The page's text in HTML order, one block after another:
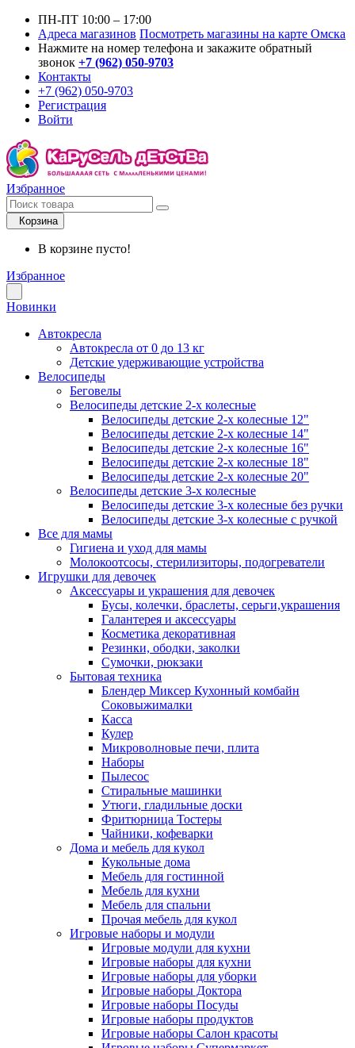
ПН-ПТ 10:00 – 17:00
Адреса магазинов Посмотреть магазины на карте Омска
Нажмите на номер телефона и закажите обратный
звонок +7 (962) 050-9703
Контакты
+7 (962) 050-9703
Регистрация
Войти
Избранное
Корзина
В корзине пусто!
Избранное
Новинки
Автокресла
Автокресла от 0 до 13 кг
Детские удерживающие устройства
Велосипеды
Беговелы
Велосипеды детские 2-х колесные
Велосипеды детские 2-х колесные 12"
Велосипеды детские 2-х колесные 14"
Велосипеды детские 2-х колесные 16"
Велосипеды детские 2-х колесные 18"
Велосипеды детские 2-х колесные 20"
Велосипеды детские 3-х колесные
Велосипеды детские 3-х колесные без ручки
Велосипеды детские 3-х колесные с ручкой
Все для мамы
Гигиена и уход для мамы
Молокоотсосы, стерилизиторы, подогреватели
Игрушки для девочек
Аксессуары и украшения для девочек
Бусы, колечки, браслеты, серьги,украшения
Галантерея и аксессуары
Косметика декоративная
Резинки, ободки, заколки
Сумочки, рюкзаки
Бытовая техника
Блендер Миксер Кухонный комбайн
Соковыжималки
Касса
Кулер
Микроволновые печи, плита
Наборы
Пылесос
Стиральные машинки
Утюги, гладильные доски
Фритюрница Тостеры
Чайники, кофеварки
Дома и мебель для кукол
Кукольные дома
Мебель для гостинной
Мебель для кухни
Мебель для спальни
Прочая мебель для кукол
Игровые наборы и модули
Игровые модули для кухни
Игровые наборы для кухни
Игровые наборы для уборки
Игровые наборы Доктора
Игровые наборы Посуды
Игровые наборы продуктов
Игровые наборы Салон красоты